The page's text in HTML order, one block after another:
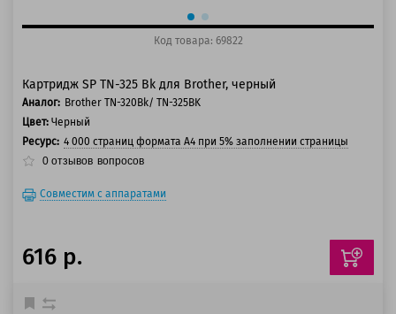
Код товара: 69822
Картридж SP TN-325 Bk для Brother, черный
Аналог: Brother TN-320Bk/ TN-325BK
Цвет: Черный
Ресурс: 4 000 страниц формата А4 при 5% заполнении страницы
0 отзывов вопросов
Совместим с аппаратами
616 р.